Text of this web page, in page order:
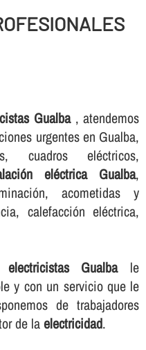
Gualba, atendemos
urgentes en Gualba,
cuadros eléctricos,
eléctrica Gualba,
acometidas y
calefacción eléctrica,
electricistas Gualbale
y con un servicio que le
de trabajadores
de laelectricidad.